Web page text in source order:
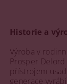
Historie a
Výroba v
Prosper
přístrojem
generace